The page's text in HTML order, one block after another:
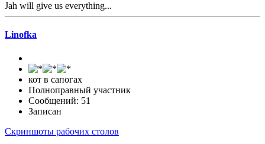
Jah will give us everything...
Linofka
кот в сапогах
Полноправный участник
Сообщений: 51
Записан
Скриншоты рабочих столов